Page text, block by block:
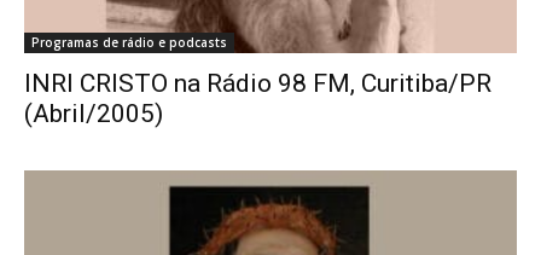
Programas de rádio e podcasts
INRI CRISTO na Rádio 98 FM, Curitiba/PR
(Abril/2005)